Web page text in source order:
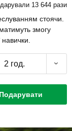
13 644 рази
стоячи.
змогу
2 год.
Подарувати